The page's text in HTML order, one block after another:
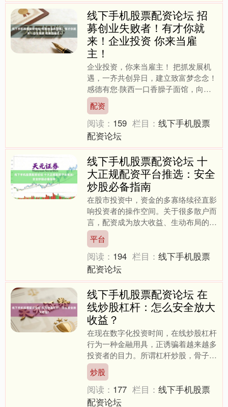
线下手机股票配资论坛 招
募创业失败者！有才你就
来！企业投资 你来当雇
主！
企业投资，你来当雇主！ 把抓发展机
遇，一齐共创异日，建立致富梦念念！
感德有您·陕西一口香臊子面馆，向所
有摔倒过的创业者，打开600㎡精装舞
台！企业投资，你来当....
配资
阅读： 159 栏目：线下手机股票
配资论坛
线下手机股票配资论坛 十
大正规配资平台推选：安全
炒股必备指南
在股市投资中，资金的多寡络续径直影
响投资者的操作空间。关于很多散户而
言，配资成为放大收益、生动布局的热
切器具。关联词，配资市集鱼龙搀和，
若何聘请正规平台，是每一....
平台
阅读： 194 栏目：线下手机股票
配资论坛
线下手机股票配资论坛 在
线炒股杠杆：怎么安全放大
收益？
在现在数字化投资时间，在线炒股杠杆
行为一种金融用具，正诱骗着越来越多
投资者的目力。所谓杠杆炒股，骨子上
是借用资金放大投资范畴，以小额本金
撬动更大收益。联系词，这....
炒股
阅读： 177 栏目：线下手机股票
配资论坛
上证综指 3940.04